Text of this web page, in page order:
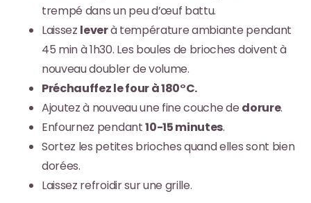
trempé dans un peu d’œuf battu.
Laissez leverà température ambiante pendant
45 min à 1h30. Les boules de brioches doivent à
nouveau doubler de volume.
Préchauffez le four à 180°C.
Ajoutez à nouveau une fine couche de dorure.
Enfournez pendant10-15 minutes.
Sortez les petites brioches quand elles sont bien
dorées.
Laissez refroidir sur une grille.